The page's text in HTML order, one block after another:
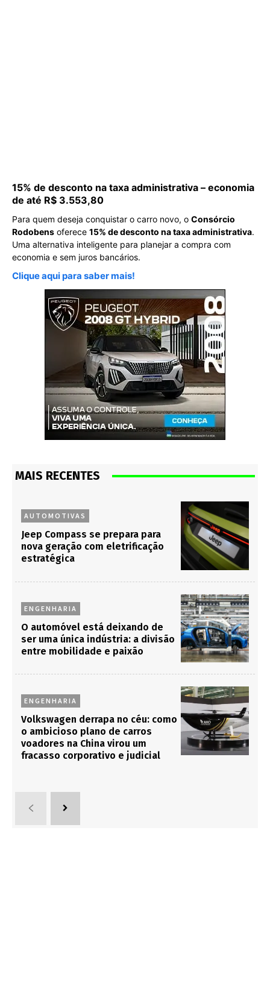
15% de desconto na taxa administrativa – economia
de até R$ 3.553,80
Para quem deseja conquistar o carro novo, o Consórcio
Rodobens oferece 15% de desconto na taxa administrativa.
Uma alternativa inteligente para planejar a compra com
economia e sem juros bancários.
Clique aqui para saber mais!
MAIS RECENTES
AUTOMOTIVAS
Jeep Compass se prepara para
nova geração com eletrificação
estratégica
ENGENHARIA
O automóvel está deixando de
ser uma única indústria: a divisão
entre mobilidade e paixão
ENGENHARIA
Volkswagen derrapa no céu: como
o ambicioso plano de carros
voadores na China virou um
fracasso corporativo e judicial